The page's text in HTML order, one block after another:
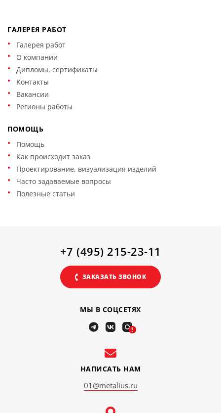
ГАЛЕРЕЯ РАБОТ
Галерея работ
О компании
Дипломы, сертификаты
Контакты
Вакансии
Регионы работы
ПОМОЩЬ
Помощь
Как происходит заказ
Проектирование, визуализация изделий
Часто задаваемые вопросы
Полезные статьи
НАПИСАТЬ НАМ
01@metalius.ru
МЫ В СОЦСЕТЯХ
!
+7 (495) 215-23-11
ЗАКАЗАТЬ ЗВОНОК